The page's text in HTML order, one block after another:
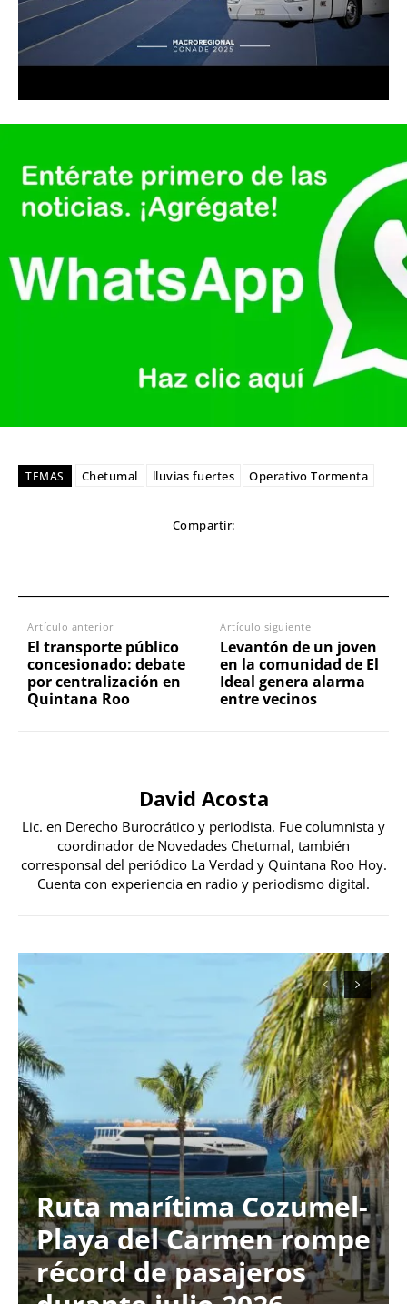
TEMAS Chetumal lluvias fuertes Operativo Tormenta
Compartir:
Artículo anterior
El transporte público
concesionado: debate
por centralización en
Quintana Roo
Artículo siguiente
Levantón de un joven
en la comunidad de El
Ideal genera alarma
entre vecinos
David Acosta
Lic. en Derecho Burocrático y periodista. Fue columnista y
coordinador de Novedades Chetumal, también
corresponsal del periódico La Verdad y Quintana Roo Hoy.
Cuenta con experiencia en radio y periodismo digital.
Ruta marítima Cozumel-
Playa del Carmen rompe
récord de pasajeros